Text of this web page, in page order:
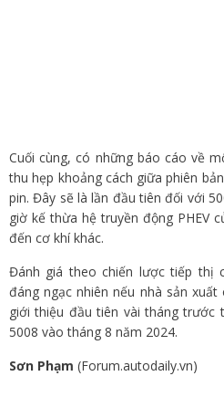
Cuối cùng, có những báo cáo về
thu hẹp khoảng cách giữa phiên
pin. Đây sẽ là lần đầu tiên đối với
giờ kế thừa hệ truyền động PHEV
đến cơ khí khác.
Đánh giá theo chiến lược tiếp thị
đáng ngạc nhiên nếu nhà sản
giới thiệu đầu tiên vài tháng trước
5008 vào tháng 8 năm 2024.
Sơn Phạm (Forum.autodaily.vn)